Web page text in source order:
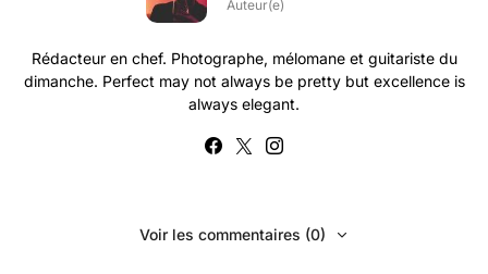
Auteur(e)
Rédacteur en chef. Photographe, mélomane et guitariste du
dimanche. Perfect may not always be pretty but excellence is
always elegant.
Voir les commentaires (0)